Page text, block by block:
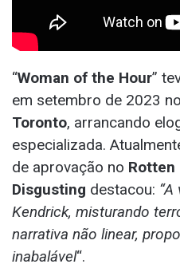
“Woman of the Hour”
em setembro de 2023 no
Toronto, arrancando
especializada.
de aprovação no Rotten
Disgusting destacou:
Kendrick, misturando
narrativa não linear,
inabalável“.